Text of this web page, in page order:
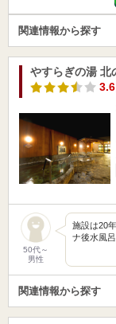
関連情報から探す
やすらぎの湯 北
50代～
男性
施設は20
ナ後水風
関連情報から探す